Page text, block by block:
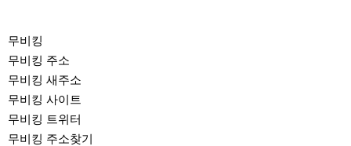
무비킹
무비킹 주소
무비킹 새주소
무비킹 사이트
무비킹 트위터
무비킹 주소찾기